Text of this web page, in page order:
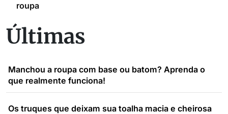
roupa
Últimas
Manchou a roupa com base ou batom? Aprenda o
que realmente funciona!
Os truques que deixam sua toalha macia e cheirosa